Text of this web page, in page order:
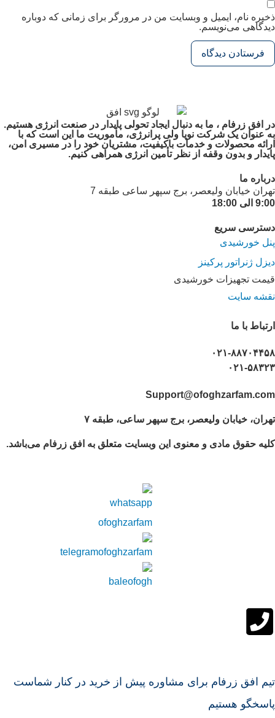
ذخیره نام، ایمیل و وبسایت من در مرورگر برای زمانی که دوباره
دیدگاهی می‌نویسم.
در افق زرفام ، ما به دنبال ایجاد تحولی پایدار در صنعت انرژی هستیم.
به عنوان یک شرکت نوپا ولی پرانرژی، مأموریت ما این است که با
ارائه محصولات و خدمات باکیفیت، مشتریان خود را در مسیری امن،
پایدار و بدون وقفه از نظر تأمین انرژی همراهی کنیم.
درباره ما
تهران خیابان ولیعصر، برج سپهر ساعی طبقه 7
9:00 الی 18:00
دسترسی سریع
پنل خورشیدی
دیزل ژنراتور پرکینز
قیمت تجهیزات خورشیدی
نقشه سایت
ارتباط با ما
۰۲۱-۸۸۷۰۴۴۵۸
۰۲۱-۵۸۳۲۳
Support@ofoghzarfam.com
تهران، خیابان ولیعصر، برج سپهر ساعی، طبقه ۷
کلیه حقوق مادی و معنوی این وبسایت متعلق به افق زرفام می‌باشد.
تیم افق زرفام برای مشاوره پیش از خرید در کنار شماست
پاسخگو هستیم